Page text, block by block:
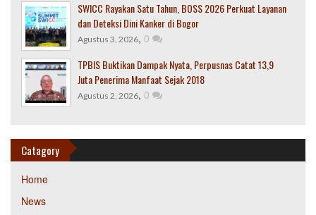
SWICC Rayakan Satu Tahun, BOSS 2026 Perkuat Layanan
dan Deteksi Dini Kanker di Bogor
Agustus 3, 2026, 0
TPBIS Buktikan Dampak Nyata, Perpusnas Catat 13,9
Juta Penerima Manfaat Sejak 2018
Agustus 2, 2026, 0
Catagory
Home
News